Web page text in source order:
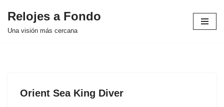
Skip
Relojes a Fondo
Una visión más cercana
Orient Sea King Diver